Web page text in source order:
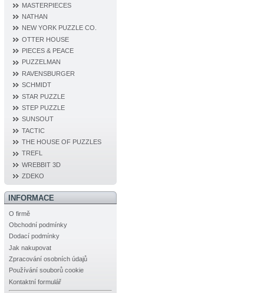
MASTERPIECES
NATHAN
NEW YORK PUZZLE CO.
OTTER HOUSE
PIECES & PEACE
PUZZELMAN
RAVENSBURGER
SCHMIDT
STAR PUZZLE
STEP PUZZLE
SUNSOUT
TACTIC
THE HOUSE OF PUZZLES
TREFL
WREBBIT 3D
ZDEKO
INFORMACE
O firmě
Obchodní podmínky
Dodací podmínky
Jak nakupovat
Zpracování osobních údajů
Používání souborů cookie
Kontaktní formulář